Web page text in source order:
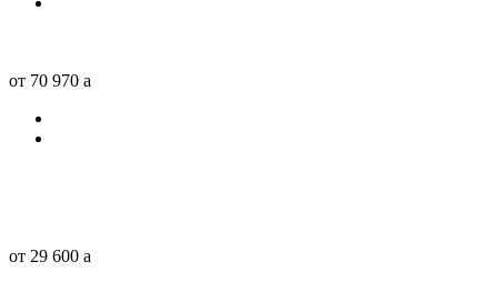
от 70 970 a
от 29 600 a